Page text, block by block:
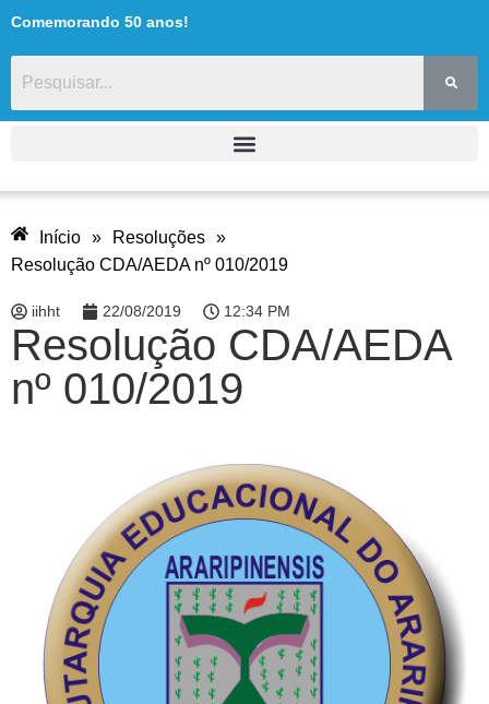
Comemorando 50 anos!
Início » Resoluções »
Resolução CDA/AEDA nº 010/2019
iihht 22/08/2019 12:34 PM
Resolução CDA/AEDA
nº 010/2019